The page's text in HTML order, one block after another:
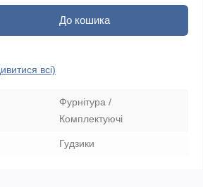
До кошика
всі)
Фурнітура /
Комплектуючі
Гудзики